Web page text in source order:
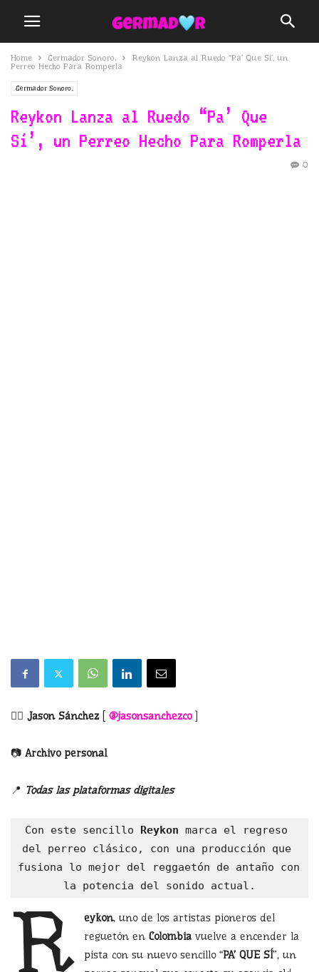
Home Germador Sonoro.
Reykon Lanza al Ruedo “Pa’ Que Sí’, un
Perreo Hecho Para Romperla
Germador Sonoro.
Reykon Lanza al Ruedo “Pa’ Que
Sí’, un Perreo Hecho Para Romperla
0
✍🏻 Jason Sánchez[ @jasonsanchezco]
📷 Archivo personal
📍 Todas las plataformas digitales
Con este sencillo Reykon marca el regreso
del perreo clásico, con una producción que
fusiona lo mejor del reggaetón de antaño con
la potencia del sonido actual.
R eykon, uno de los artistas pioneros del
reguetón en Colombiavuelve a encender la
pista con su nuevo sencillo “PA’ QUE SÍ”, un